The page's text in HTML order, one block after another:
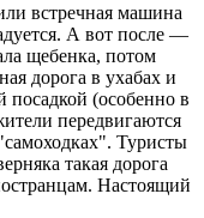
встречная машина
А вот после —
щебенка, потом
дорога в ухабах и
посадкой (особенно в
передвигаются
Туристы
такая дорога
Настоящий